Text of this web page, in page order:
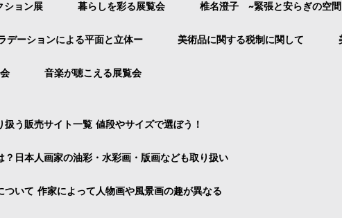
ション展 暮らしを彩る展覧会 椎名澄子 ~緊張と安らぎの空
ーションによる平面と立体ー 美術品に関する税制に関して
音楽が聴こえる展覧会
扱う販売サイト一覧 値段やサイズで選ぼう！
？日本人画家の油彩・水彩画・版画なども取り扱い
ついて 作家によって人物画や風景画の趣が異なる